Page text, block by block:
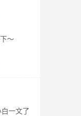
～
一文了